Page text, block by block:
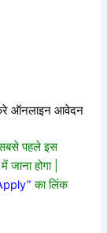
ऑनलाइन आवेदन
पहले इस
होगा |
का लिंक